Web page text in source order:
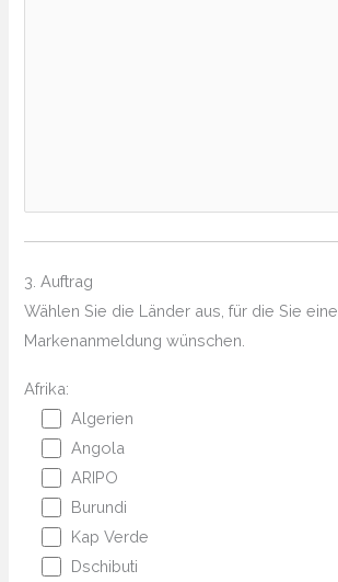
3. Auftrag
Wählen Sie die Länder aus, für die Sie eine
Markenanmeldung wünschen.
Afrika:
Algerien
Angola
ARIPO
Burundi
Kap Verde
Dschibuti